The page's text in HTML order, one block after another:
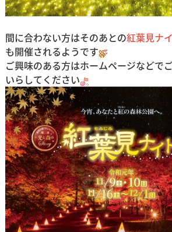
間に合わない方はそのあとの紅葉見ナ
も開催されるようです
ご興味のある方はホームページなどで
いらしてください